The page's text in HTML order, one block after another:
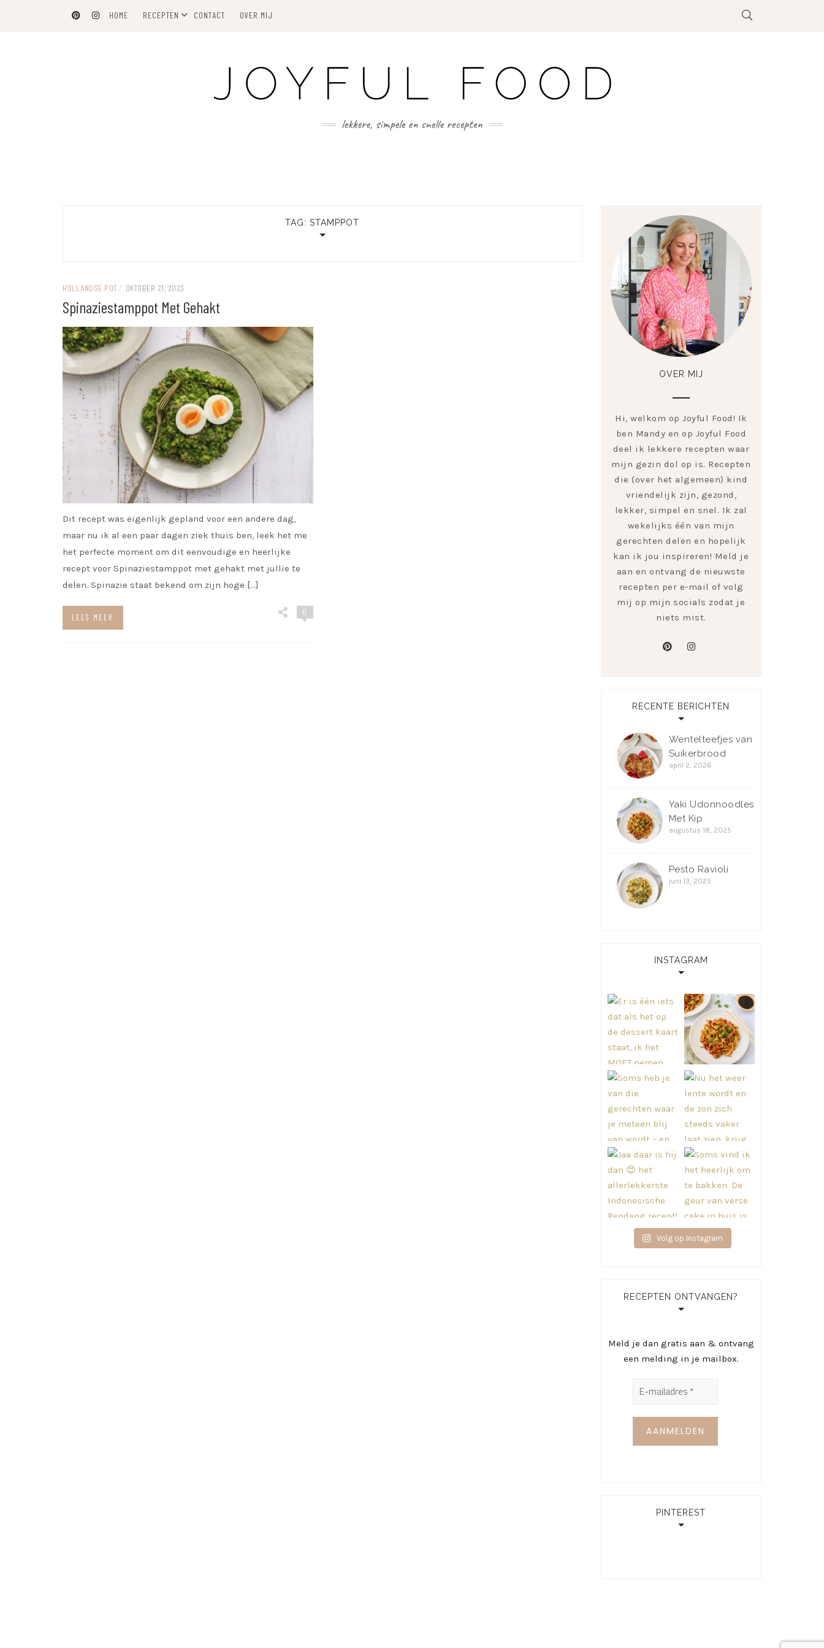
HOME RECEPTEN CONTACT OVER MIJ
TAG:STAMPPOT
HOLLANDSE POT / OKTOBER 21, 2023
Spinaziestamppot Met Gehakt
Dit recept was eigenlijk gepland voor een andere dag,
maar nu ik al een paar dagen ziek thuis ben, leek het me
het perfecte moment om dit eenvoudige en heerlijke
recept voor Spinaziestamppot met gehakt met jullie te
delen. Spinazie staat bekend om zijn hoge […]
LEES MEER
0
OVER MIJ
Hi, welkom op Joyful Food! Ik
ben Mandy en op Joyful Food
deel ik lekkere recepten waar
mijn gezin dol op is. Recepten
die (over het algemeen) kind
vriendelijk zijn, gezond,
lekker, simpel en snel. Ik zal
wekelijks één van mijn
gerechten delen en hopelijk
kan ik jou inspireren! Meld je
aan en ontvang de nieuwste
recepten per e-mail of volg
mij op mijn socials zodat je
niets mist.
instagram
RECENTE BERICHTEN
Wentelteefjes van
Suikerbrood
april 2, 2026
Yaki Udonnoodles
Met Kip
augustus 18, 2025
Pesto Ravioli
juni 13, 2025
INSTAGRAM
Volg op Instagram
RECEPTEN ONTVANGEN?
Meld je dan gratis aan & ontvang
een melding in je mailbox.
PINTEREST